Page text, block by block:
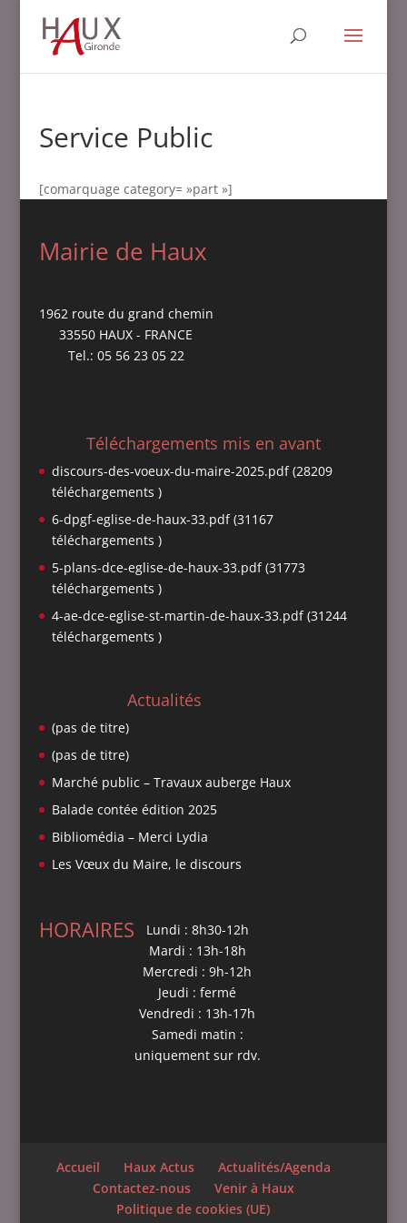
Service Public
[comarquage category= »part »]
Mairie de Haux
1962 route du grand chemin
33550 HAUX - FRANCE
Tel.: 05 56 23 05 22
Téléchargements mis en avant
discours-des-voeux-du-maire-2025.pdf (28209
téléchargements )
6-dpgf-eglise-de-haux-33.pdf (31167
téléchargements )
5-plans-dce-eglise-de-haux-33.pdf (31773
téléchargements )
4-ae-dce-eglise-st-martin-de-haux-33.pdf (31244
téléchargements )
Actualités
(pas de titre)
(pas de titre)
Marché public – Travaux auberge Haux
Balade contée édition 2025
Bibliomédia – Merci Lydia
Les Vœux du Maire, le discours
HORAIRES
Lundi : 8h30-12h
Mardi : 13h-18h
Mercredi : 9h-12h
Jeudi : fermé
Vendredi : 13h-17h
Samedi matin :
uniquement sur rdv.
Accueil Haux Actus
Actualités/Agenda
Contactez-nous
Venir à Haux
Politique de cookies (UE)